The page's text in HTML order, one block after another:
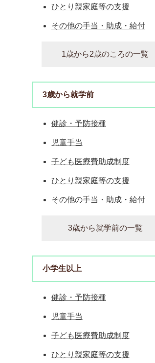
ひとり親家庭等の支援
その他の手当・助成・給付
1歳から2歳のころの一覧
3歳から就学前
健診・予防接種
児童手当
子ども医療費助成制度
ひとり親家庭等の支援
その他の手当・助成・給付
3歳から就学前の一覧
小学生以上
健診・予防接種
児童手当
子ども医療費助成制度
ひとり親家庭等の支援